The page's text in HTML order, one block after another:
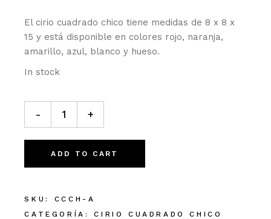
El cirio cuadrado chico tiene medidas de 8 x 8 x
15 y está disponible en colores rojo, naranja,
amarillo, azul, blanco y hueso.
In stock
Cirio cuadrado chico Amarillo cantidad
- +
ADD TO CART
SKU:
CCCH-A
CATEGORÍA:
CIRIO CUADRADO CHICO